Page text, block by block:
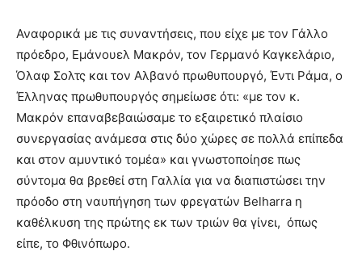
Αναφορικά με τις συναντήσεις, που είχε με τον Γάλλο
πρόεδρο, Εμάνουελ Μακρόν, τον Γερμανό Καγκελάριο,
Όλαφ Σολτς και τον Αλβανό πρωθυπουργό, Έντι Ράμα, ο
Έλληνας πρωθυπουργός σημείωσε ότι: «με τον κ.
Μακρόν επαναβεβαιώσαμε το εξαιρετικό πλαίσιο
συνεργασίας ανάμεσα στις δύο χώρες σε πολλά επίπεδα
και στον αμυντικό τομέα» και γνωστοποίησε πως
σύντομα θα βρεθεί στη Γαλλία για να διαπιστώσει την
πρόοδο στη ναυπήγηση των φρεγατών Belharra η
καθέλκυση της πρώτης εκ των τριών θα γίνει, όπως
είπε, το Φθινόπωρο.